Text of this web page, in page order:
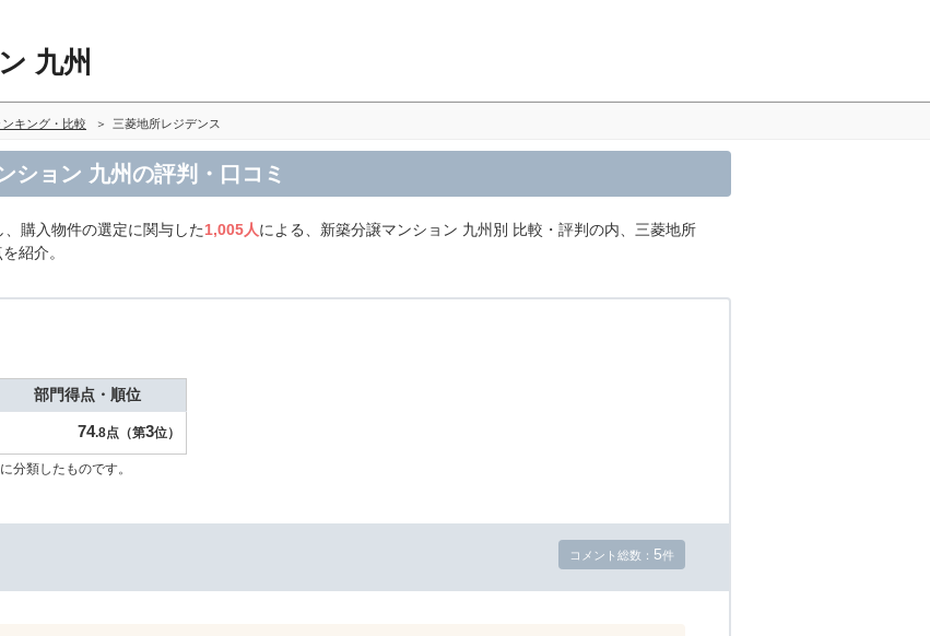
九州
キング・比較 三菱地所レジデンス
ション 九州の評判・口コミ
購入物件の選定に関与した1,005人による、新築分譲マンション 九州別 比較・評判の内、三菱地所
紹介。
部門得点・順位
74.8点（第3位）
分類したものです。
コメント総数： 5件